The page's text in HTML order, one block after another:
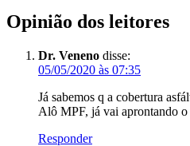
Opinião dos leitores
Dr. Veneno disse:
05/05/2020 às 07:35
Já sabemos q a cobertura
Alô MPF, já vai aprontando o
Responder